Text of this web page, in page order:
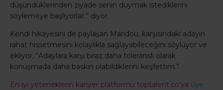
düşündüklerinden ziyade senin duymak istediklerini
söylemeye başlıyorlar.” diyor.
Kendi hikayesini de paylaşan Maridou, karşısındaki adayın
rahat hissetmesini kolaylıkla sağlayabileceğini söylüyor ve
ekliyor, “Adaylara karşı biraz daha toleranslı olarak
konuşmada daha baskın olabildiklerini keşfettim.”
En iyi yeteneklerin kariyer platformu toptalent.co'ya üye